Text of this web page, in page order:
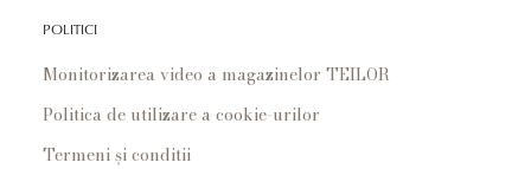
POLITICI
Monitorizarea video a magazinelor TEILOR
Politica de utilizare a cookie-urilor
Termeni și conditii